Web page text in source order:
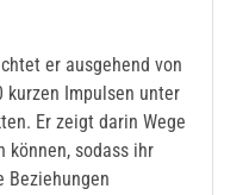
er ausgehend von
kurzen Impulsen unter
Er zeigt darin Wege
können, sodass ihr
Beziehungen